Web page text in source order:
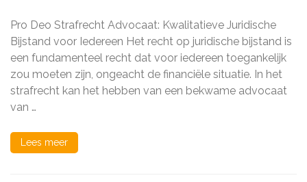
Strafrecht
Advocaat:
Kwalitatieve
Juridische
Bijstand
voor
Iedereen
Pro Deo Strafrecht Advocaat: Kwalitatieve Juridische
Bijstand voor Iedereen Het recht op juridische bijstand is
een fundamenteel recht dat voor iedereen toegankelijk
zou moeten zijn, ongeacht de financiële situatie. In het
strafrecht kan het hebben van een bekwame advocaat
van …
Lees meer